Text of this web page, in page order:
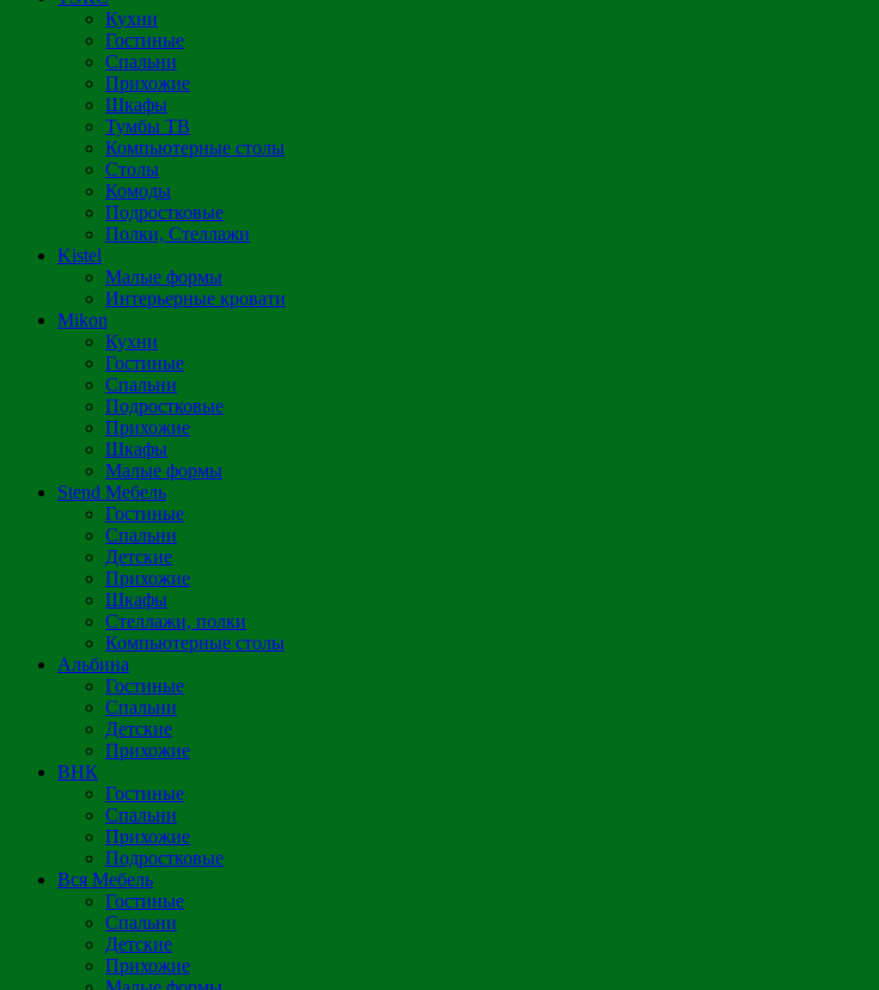
Кухни
Гостиные
Спальни
Прихожие
Шкафы
Тумбы ТВ
Компьютерные столы
Столы
Комоды
Подростковые
Полки, Стеллажи
Kistel
Малые формы
Интерьерные кровати
Mikon
Кухни
Гостиные
Спальни
Подростковые
Прихожие
Шкафы
Малые формы
Stend Мебель
Гостиные
Спальни
Детские
Прихожие
Шкафы
Стеллажи, полки
Компьютерные столы
Альбина
Гостиные
Спальни
Детские
Прихожие
ВНК
Гостиные
Спальни
Прихожие
Подростковые
Вся Мебель
Гостиные
Спальни
Детские
Прихожие